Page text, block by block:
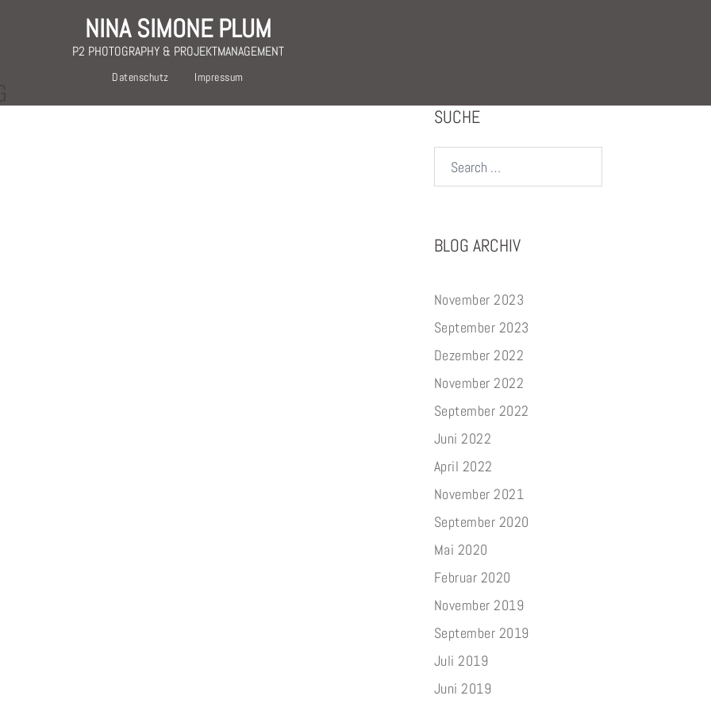
NINA SIMONE PLUM
P2 PHOTOGRAPHY & PROJEKTMANAGEMENT
Datenschutz Impressum
SUCHE
BLOG ARCHIV
November 2023
September 2023
Dezember 2022
November 2022
September 2022
Juni 2022
April 2022
November 2021
September 2020
Mai 2020
Februar 2020
November 2019
September 2019
Juli 2019
Juni 2019